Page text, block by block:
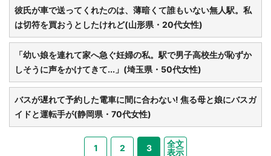
彼氏が車で送ってくれたのは、薄暗くて誰もいない無人駅。私
は切符を買おうとしたけれど(山形県・20代女性)
「幼い娘を連れて家へ急ぐ妊婦の私。駅で男子高校生が恥ずか
しそうに声をかけてきて...」(埼玉県・50代女性)
バスが遅れて予約した電車に間に合わない! 焦る母と娘にバスガ
イドと運転手が(静岡県・70代女性)
1 2 3
全文
表示